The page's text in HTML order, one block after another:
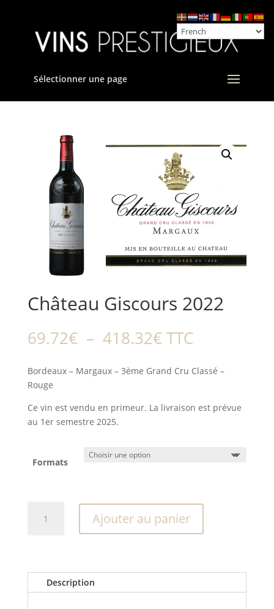
Sélectionner une page
Château Giscours 2022
69.72€ – 418.32€Plage
de
prix :
69.72€
418.32€
TTC
Bordeaux – Margaux – 3ème Grand Cru Classé –
Rouge
Ce vin est vendu en primeur. La livraison est prévue
au 1er semestre 2025.
Formats
Ajouter au panier
Description